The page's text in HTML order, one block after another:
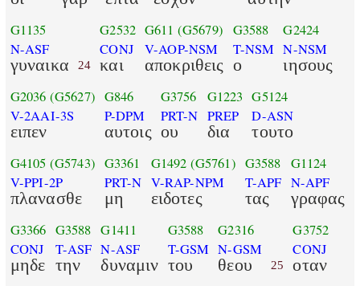
G1135
N-ASF
γυναικα 24
G2532
CONJ
και
G611 (G5679)
V-AOP-NSM
αποκριθεις
G3588
T-NSM
ο
G2424
N-NSM
ιησους
G2036 (G5627)
V-2AAI-3S
ειπεν
G846
P-DPM
αυτοις
G3756
PRT-N
ου
G1223
PREP
δια
G5124
D-ASN
τουτο
G4105 (G5743)
V-PPI-2P
πλανασθε
G3361
PRT-N
μη
G1492 (G5761)
V-RAP-NPM
ειδοτες
G3588
T-APF
τας
G1124
N-APF
γραφας
G3366
CONJ
μηδε
G3588
T-ASF
την
G1411
N-ASF
δυναμιν
G3588
T-GSM
του
G2316
N-GSM
θεου 25
G3752
CONJ
οταν